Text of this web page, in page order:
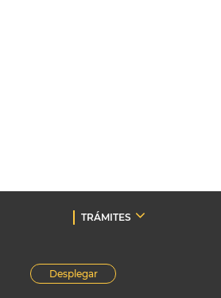
TRÁMITES
Desplegar